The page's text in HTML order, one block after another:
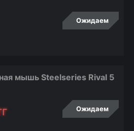
Ожидаем
мышь Steelseries Rival 5
Ожидаем